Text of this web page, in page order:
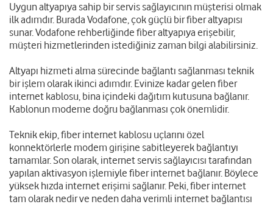
Uygun altyapıya sahip bir servis sağlayıcının müşterisi olmak
ilk adımdır. Burada Vodafone, çok güçlü bir fiber altyapısı
sunar. Vodafone rehberliğinde fiber altyapıya erişebilir,
müşteri hizmetlerinden istediğiniz zaman bilgi alabilirsiniz.
Altyapı hizmeti alma sürecinde bağlantı sağlanması teknik
bir işlem olarak ikinci adımdır. Evinize kadar gelen fiber
internet kablosu, bina içindeki dağıtım kutusuna bağlanır.
Kablonun modeme doğru bağlanması çok önemlidir.
Teknik ekip, fiber internet kablosu uçlarını özel
konnektörlerle modem girişine sabitleyerek bağlantıyı
tamamlar. Son olarak, internet servis sağlayıcısı tarafından
yapılan aktivasyon işlemiyle fiber internet bağlanır. Böylece
yüksek hızda internet erişimi sağlanır. Peki, fiber internet
tam olarak nedir ve neden daha verimli internet bağlantısı